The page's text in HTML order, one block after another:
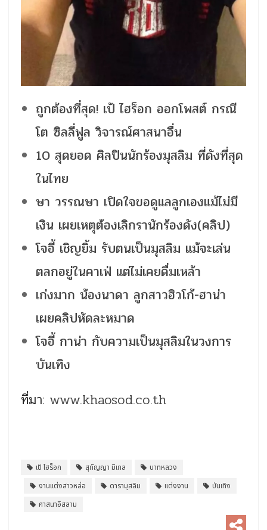
ถูกต้องที่สุด! เป้ ไฮร็อก ออกโพสต์ กรณี
โต ซิลลี่ฟูล วิจารณ์ศาสนาอื่น
10 สุดยอด ศิลปินนักร้องมุสลิม ที่ดังที่สุด
ในไทย
ษา วรรณษา เปิดใจขอดูแลลูกเองแม้ไม่มี
เงิน เผยเหตุต้องเลิกรานักร้องดัง(คลิป)
โจอี้ เชิญยิ้ม รับตนเป็นมุสลิม แม้จะเล่น
ตลกอยู่ในคาเฟ่ แต่ไม่เคยดื่มเหล้า
เก่งมาก น้องนาดา ลูกสาวฮิวโก้-ฮาน่า
เผยคลิปหัดละหมาด
โจอี้ กาน่า กับความเป็นมุสลิมในวงการ
บันเทิง
ที่มา: www.khaosod.co.th
เป้ ไฮร็อก สุกัญญา มิเกล
บาทหลวง
งานแต่งสาวหล่อ
ดารามุสลิม แต่งงาน
บันเทิง
ศาสนาอิสลาม